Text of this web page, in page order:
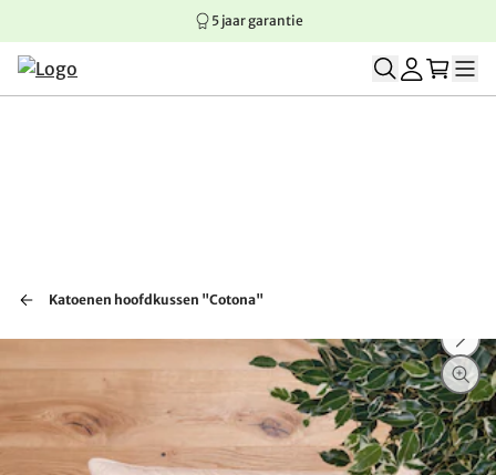
Springen naar hoofdinhoud
Springen naar hoofdnavigatie
Springen naar voettekst
5 jaar garantie
Katoenen hoofdkussen "Cotona"